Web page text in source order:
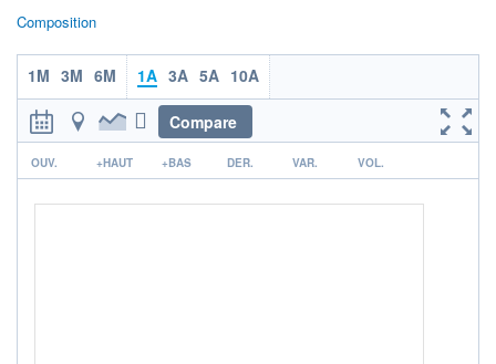
Non éligible Boursobank
ACTIF NET (EUR)
1 498M / 31.07.26
NOTATION MORNINGSTAR ⁽¹⁾
Composition
1M 3M 6M 1A 3A 5A 10A
Compare
r
OUV. +HAUT +BAS DER. VAR. VOL.